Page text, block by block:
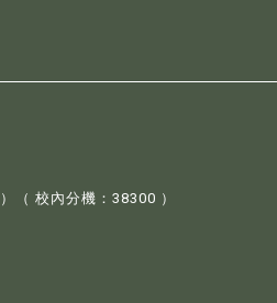
）（ 校內分機：38300 ）